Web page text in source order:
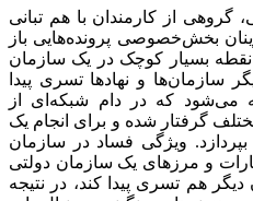
گروهی از کارمندان با هم تبانی
بخش‌خصوصی پرونده‌هایی باز
نقطه بسیار کوچک در یک سازمان
سازمان‌ها و نهادها تسری پیدا
می‌شود که در دام شبکه‌ای از
گرفتار شده و برای انجام یک
ویژگی فساد در سازمان
و مرزهای یک سازمان دولتی
هم تسری پیدا کند، در نتیجه